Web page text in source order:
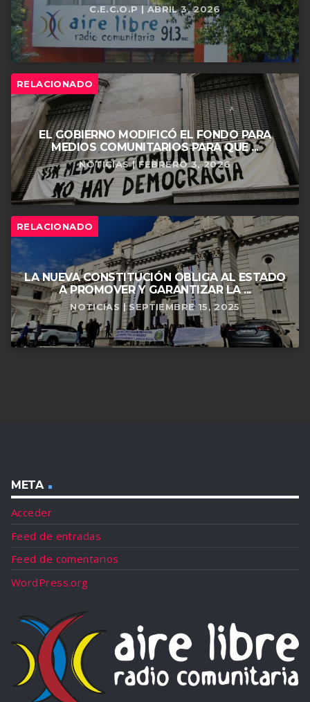
C.E.C.O.P | ABRIL 3, 2026
RELACIONADO
EL GOBIERNO MODIFICÓ EL FONDO PARA
MEDIOS COMUNITARIOS PARA QUE ...
NOTICIAS | FEBRERO 3, 2026
RELACIONADO
LA NUEVA CONSTITUCIÓN OBLIGA AL ESTADO
A PROMOVER Y GARANTIZAR LA ...
NOTICIAS | SEPTIEMBRE 15, 2025
META
Acceder
Feed de entradas
Feed de comentarios
WordPress.org